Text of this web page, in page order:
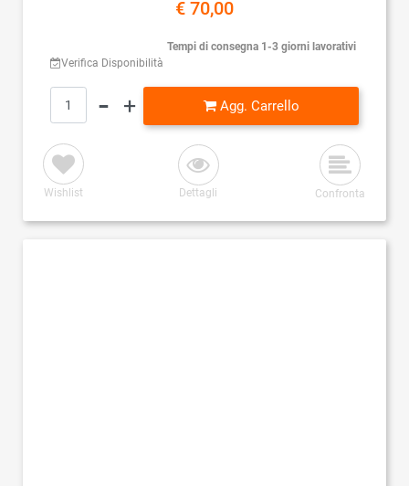
€ 70,00
Verifica Disponibilità
Tempi di consegna 1-3 giorni lavorativi
Quantità
Agg. Carrello
Wishlist Dettagli Confronta